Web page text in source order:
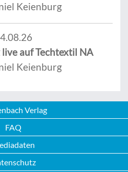
Keienburg
auf Techtextil NA
Keienburg
Verlag
FAQ